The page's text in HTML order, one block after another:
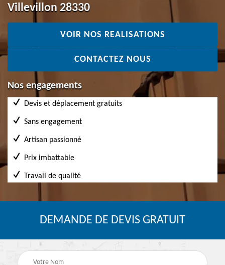
Villevillon 28330
VOIR NOS REALISATIONS
CONTACTEZ NOUS
Nos engagements
Devis et déplacement gratuits
Sans engagement
Artisan passionné
Prix imbattable
Travail de qualité
DEMANDE DE DEVIS GRATUIT